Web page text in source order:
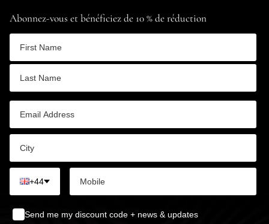
Abonnez-vous et bénéficiez de 10 % de réduction
+44
Send me my discount code + news & updates